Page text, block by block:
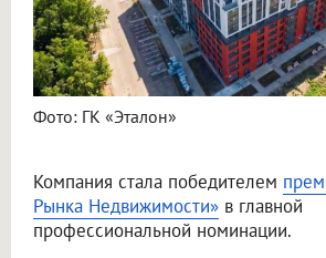
Фото: ГК «Эталон»
Компания стала победителем
Рынка Недвижимости» в главной
профессиональной номинации.